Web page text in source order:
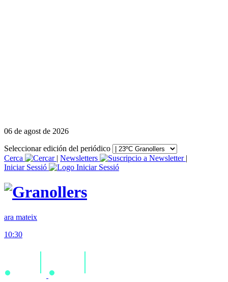
06 de agost de 2026
Seleccionar edición del periódico
Cerca
| Newsletters
|
Iniciar Sessió
ara mateix
10:30